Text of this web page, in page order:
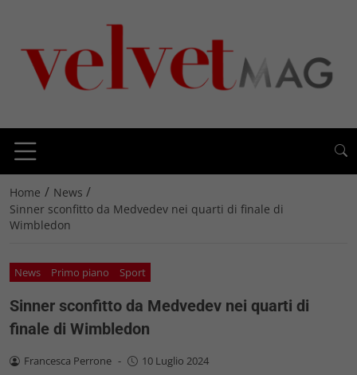
Home / News /
Sinner sconfitto da Medvedev nei quarti di finale di
Wimbledon
News Primo piano Sport
Sinner sconfitto da Medvedev nei quarti di
finale di Wimbledon
Francesca Perrone - 10 Luglio 2024